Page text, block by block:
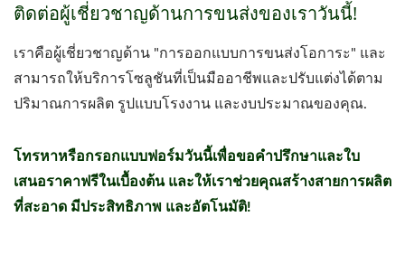
ติดต่อผู้เชี่ยวชาญด้านการขนส่งของเราวันนี้!
เราคือผู้เชี่ยวชาญด้าน "การออกแบบการขนส่งโอการะ" และ
สามารถให้บริการโซลูชันที่เป็นมืออาชีพและปรับแต่งได้ตาม
ปริมาณการผลิต รูปแบบโรงงาน และงบประมาณของคุณ.
โทรหาหรือกรอกแบบฟอร์มวันนี้เพื่อขอคำปรึกษาและใบ
เสนอราคาฟรีในเบื้องต้น และให้เราช่วยคุณสร้างสายการผลิต
ที่สะอาด มีประสิทธิภาพ และอัตโนมัติ!